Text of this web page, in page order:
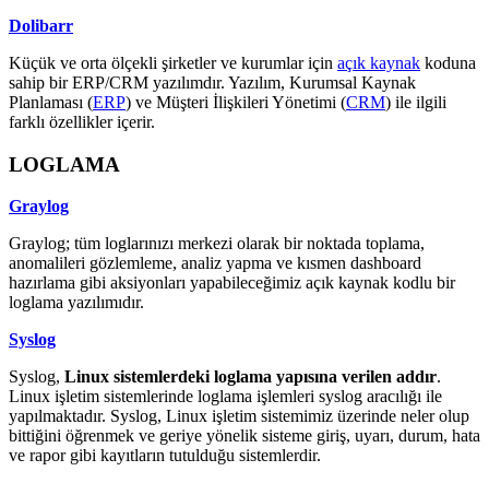
Dolibarr
Küçük ve orta ölçekli şirketler ve kurumlar için açık kaynak koduna
sahip bir ERP/CRM yazılımdır. Yazılım, Kurumsal Kaynak
Planlaması (ERP) ve Müşteri İlişkileri Yönetimi (CRM) ile ilgili
farklı özellikler içerir.
LOGLAMA
Graylog
Graylog; tüm loglarınızı merkezi olarak bir noktada toplama,
anomalileri gözlemleme, analiz yapma ve kısmen dashboard
hazırlama gibi aksiyonları yapabileceğimiz açık kaynak kodlu bir
loglama yazılımıdır.
Syslog
Syslog, Linux sistemlerdeki loglama yapısına verilen addır.
Linux işletim sistemlerinde loglama işlemleri syslog aracılığı ile
yapılmaktadır. Syslog, Linux işletim sistemimiz üzerinde neler olup
bittiğini öğrenmek ve geriye yönelik sisteme giriş, uyarı, durum, hata
ve rapor gibi kayıtların tutulduğu sistemlerdir.